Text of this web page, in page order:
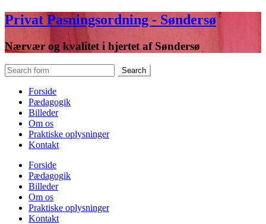
Privat Pasningsordning - Søndersø
Nærvær og kvalitet i hjertet af Søndersø
Forside
Pædagogik
Billeder
Om os
Praktiske oplysninger
Kontakt
Forside
Pædagogik
Billeder
Om os
Praktiske oplysninger
Kontakt